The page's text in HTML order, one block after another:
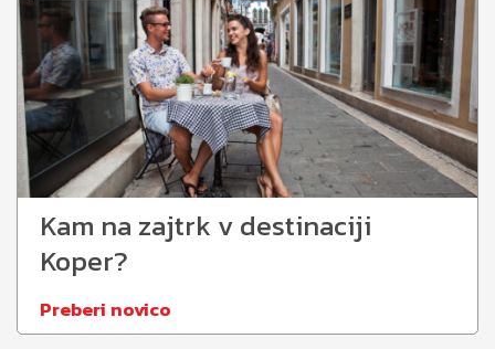
Kam na zajtrk v destinaciji
Koper?
Preberi novico